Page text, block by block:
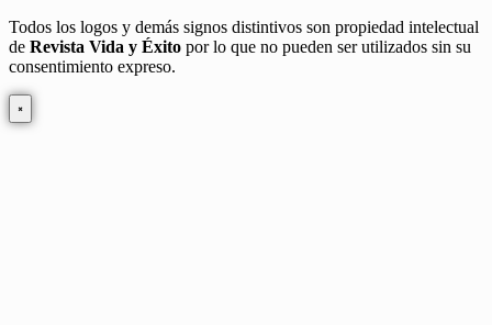
Todos los logos y demás signos distintivos son propiedad intelectual
de Revista Vida y Éxito por lo que no pueden ser utilizados sin su
consentimiento expreso.
×